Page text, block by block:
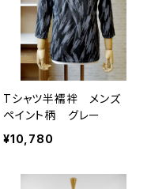
Tシャツ半襦袢 メンズ
ペイント柄 グレー
¥10,780